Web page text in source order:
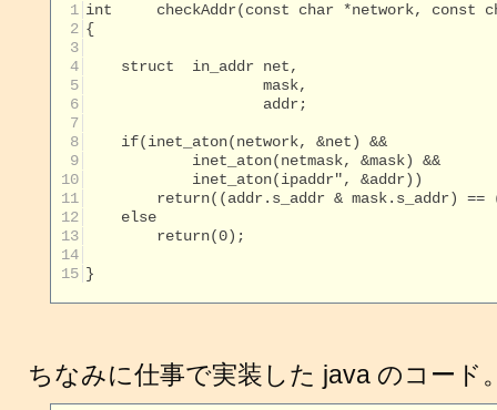
  1
  2
{
  3
  4
  5
  6
  7
  8
    if(inet_aton(network, &net) &&
  9
            inet_aton(netmask, &mask) &&
10
11
12
    else
13
14
15 }
ちなみに仕事で実装した java のコード